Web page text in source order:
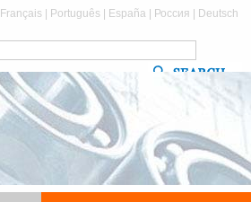
Français Português España Россия Deutsch